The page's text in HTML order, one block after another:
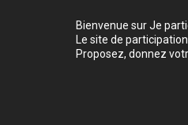
Bienvenue sur Je
Le site de
Proposez, donnez